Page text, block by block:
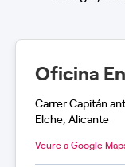
Oficina
Carrer Capitán
Elche, Alicante
Veure a Google